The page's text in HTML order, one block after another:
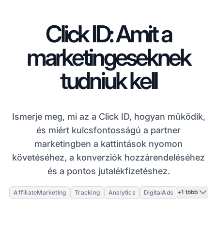
Click ID: Amit a
marketingeseknek
tudniuk kell
Ismerje meg, mi az a Click ID, hogyan működik,
és miért kulcsfontosságú a partner
marketingben a kattintások nyomon
követéséhez, a konverziók hozzárendeléséhez
és a pontos jutalékfizetéshez.
AffiliateMarketing Tracking Analytics DigitalAds +1 több